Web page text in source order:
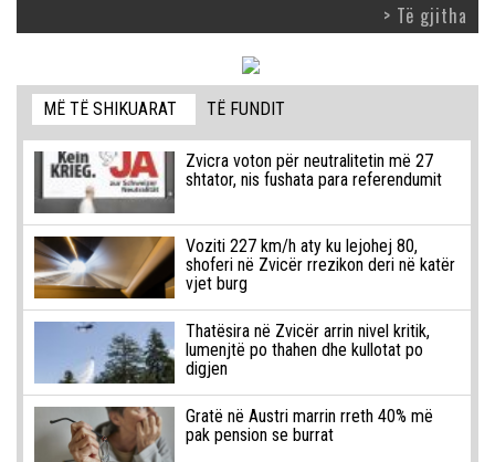
> Të gjitha
MË TË SHIKUARAT TË FUNDIT
Zvicra voton për neutralitetin më 27
shtator, nis fushata para referendumit
Voziti 227 km/h aty ku lejohej 80,
shoferi në Zvicër rrezikon deri në katër
vjet burg
Thatësira në Zvicër arrin nivel kritik,
lumenjtë po thahen dhe kullotat po
digjen
Gratë në Austri marrin rreth 40% më
pak pension se burrat